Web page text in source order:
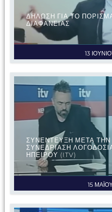
13
ΔΗΛΩΣΗ ΓΙΑ ΤΟ
ΔΙΑΦΑΝΕΙΑΣ
15
ΣΥΝΕΝΤΕΥΞΗ ΜΕΤΑ ΤΗΝ
ΣΥΝΕΔΡΙΑΣΗ
ΗΠΕΙΡΟΥ (ITV)